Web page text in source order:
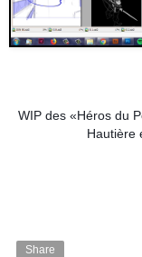
WIP des «Héros du
Hautière
Share